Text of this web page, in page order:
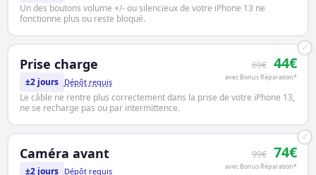
Un des boutons volume +/- ou silencieux de votre iPhone 13 ne
fonctionne plus ou reste bloqué.
✓
Prise charge 69€ 44€
avec Bonus Réparation*
±2 jours Dépôt requis
Le câble ne rentre plus correctement dans la prise de votre iPhone 13,
ne se recharge pas ou par intermittence.
✓
Caméra avant 99€ 74€
avec Bonus Réparation*
±2 jours Dépôt requis